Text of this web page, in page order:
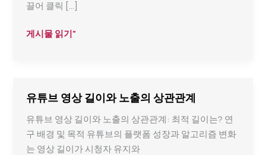
끌어 클릭 […]
유
네
일
이
클
릭
게시물 읽기"
유튜브 영상 길이와 노출의 상관관계
유튜브 영상 길이와 노출의 상관관계: 최적 길이는? 연
구 배경 및 목적 유튜브의 플랫폼 성장과 알고리즘 변화
는 영상 길이가 시청자 유지와